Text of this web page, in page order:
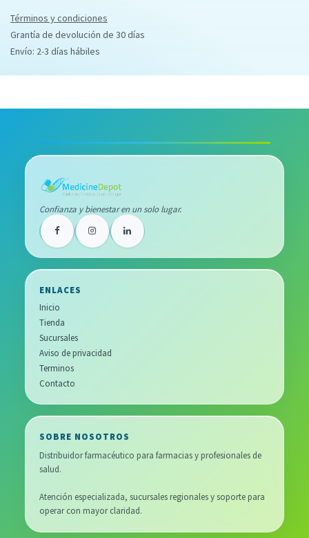
Términos y condiciones
Grantía de devolución de 30 días
Envío: 2-3 días hábiles
Confianza y bienestar en un solo lugar.
ENLACES
Inicio
Tienda
Sucursales
Aviso de privacidad
Terminos
Contacto
SOBRE NOSOTROS
Distribuidor farmacéutico para farmacias y profesionales de
salud.
Atención especializada, sucursales regionales y soporte para
operar con mayor claridad.